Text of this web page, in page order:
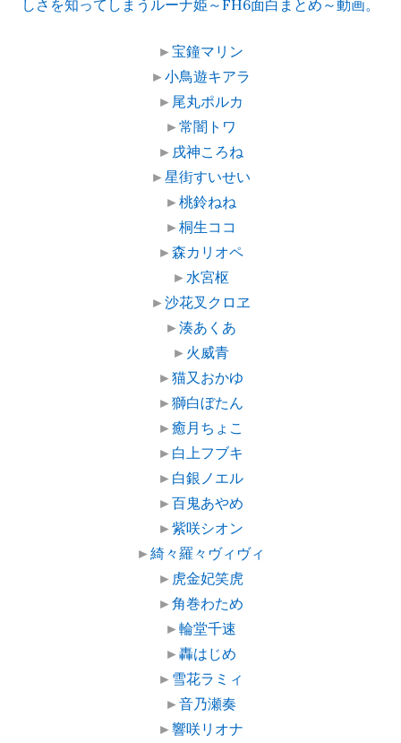
しさを知ってしまうルーナ姫～FH6面白まとめ～動画。
►宝鐘マリン
►小鳥遊キアラ
► 尾丸ポルカ
►常闇トワ
► 戌神ころね
►星街すいせい
►桃鈴ねね
►桐生ココ
►森カリオペ
► 水宮枢
►沙花叉クロヱ
►湊あくあ
► 火威青
►猫又おかゆ
►獅白ぼたん
►癒月ちょこ
► 白上フブキ
► 白銀ノエル
►百鬼あやめ
►紫咲シオン
►綺々羅々ヴィヴィ
► 虎金妃笑虎
►角巻わため
►輪堂千速
►轟はじめ
► 雪花ラミィ
►音乃瀬奏
►響咲リオナ